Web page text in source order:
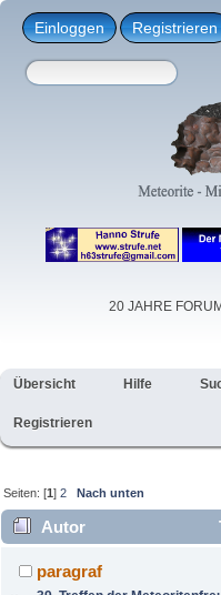
Einloggen Registrieren
20 JAHRE
Übersicht Hilfe
Registrieren
Seiten: [1]2 Nach unten
Autor
Meteoritenfreunde in
paragraf